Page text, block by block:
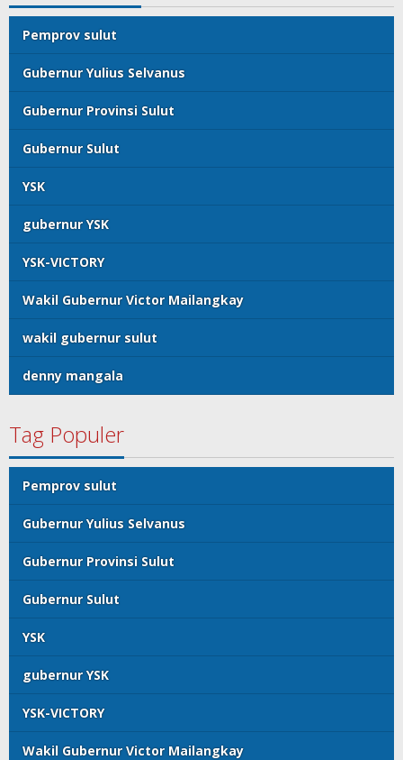
Pemprov sulut
Gubernur Yulius Selvanus
Gubernur Provinsi Sulut
Gubernur Sulut
YSK
gubernur YSK
YSK-VICTORY
Wakil Gubernur Victor Mailangkay
wakil gubernur sulut
denny mangala
Tag Populer
Pemprov sulut
Gubernur Yulius Selvanus
Gubernur Provinsi Sulut
Gubernur Sulut
YSK
gubernur YSK
YSK-VICTORY
Wakil Gubernur Victor Mailangkay